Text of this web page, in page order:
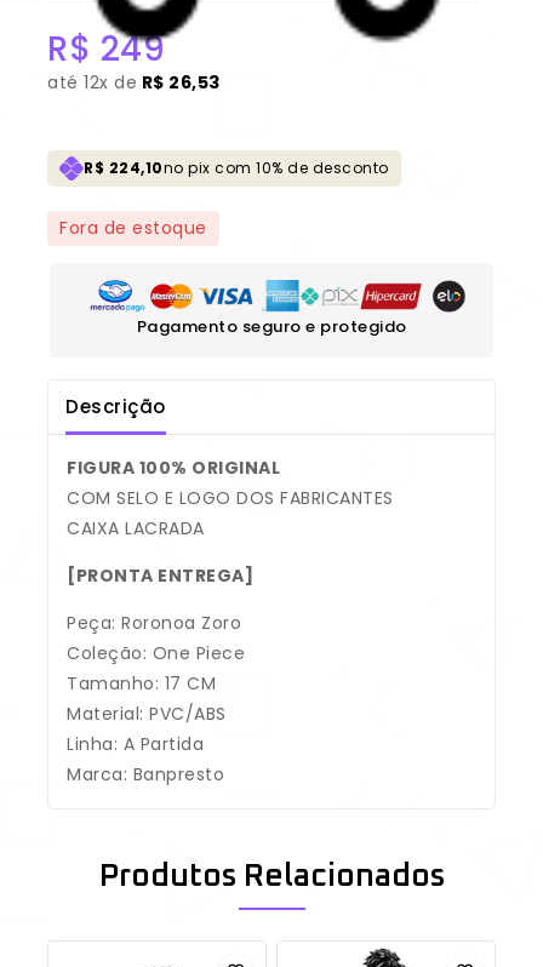
R$ 249
até 12x de R$ 26,53
R$ 224,10no pix com 10% de desconto
Fora de estoque
Pagamento seguro e protegido
Descrição
FIGURA 100% ORIGINAL
COM SELO E LOGO DOS FABRICANTES
CAIXA LACRADA
[PRONTA ENTREGA]
Peça: Roronoa Zoro
Coleção: One Piece
Tamanho: 17 CM
Material: PVC/ABS
Linha: A Partida
Marca: Banpresto
Produtos Relacionados